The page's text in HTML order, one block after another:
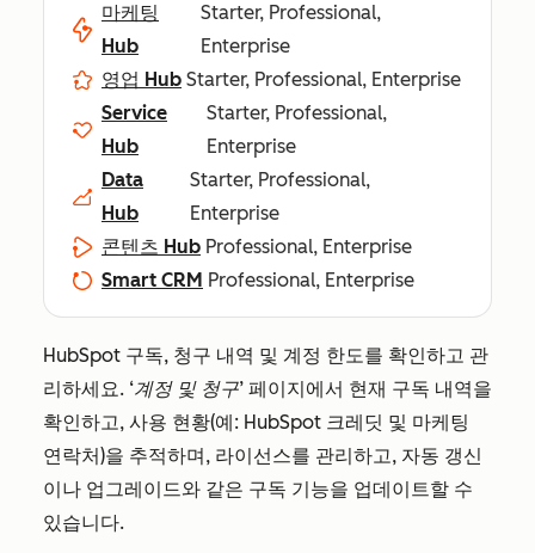
마케팅
Hub
Starter, Professional,
Enterprise
영업 Hub Starter, Professional, Enterprise
Service
Hub
Starter, Professional,
Enterprise
Data
Hub
Starter, Professional,
Enterprise
콘텐츠 Hub Professional, Enterprise
Smart CRM Professional, Enterprise
HubSpot 구독, 청구 내역 및 계정 한도를 확인하고 관
리하세요. ‘계정 및 청구’ 페이지에서 현재 구독 내역을
확인하고, 사용 현황(예: HubSpot 크레딧 및 마케팅
연락처)을 추적하며, 라이선스를 관리하고, 자동 갱신
이나 업그레이드와 같은 구독 기능을 업데이트할 수
있습니다.